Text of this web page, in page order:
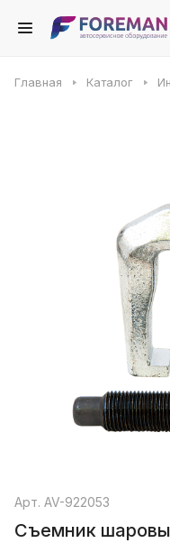
Главная Каталог
Арт. AV-922053
Съемник